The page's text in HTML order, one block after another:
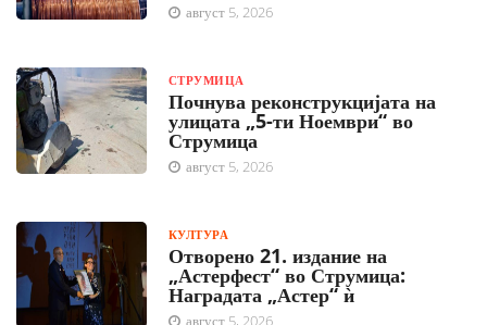
август 5, 2026
СТРУМИЦА
Почнува реконструкцијата на
улицата „5-ти Ноември“ во
Струмица
август 5, 2026
КУЛТУРА
Отворено 21. издание на
„Астерфест“ во Струмица:
Наградата „Астер“ ѝ
август 5, 2026